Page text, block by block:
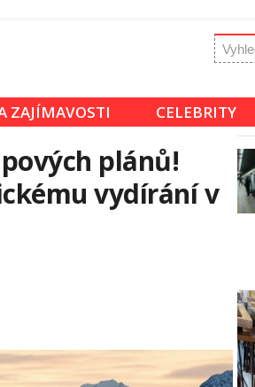
ZAJÍMAVOSTI CELEBRITY
plánů!
vydírání v